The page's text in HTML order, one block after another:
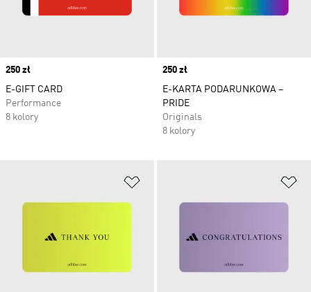
Price
250 zł
E-GIFT CARD
Performance
8 kolory
Price
250 zł
E-KARTA PODARUNKOWA –
PRIDE
Originals
8 kolory